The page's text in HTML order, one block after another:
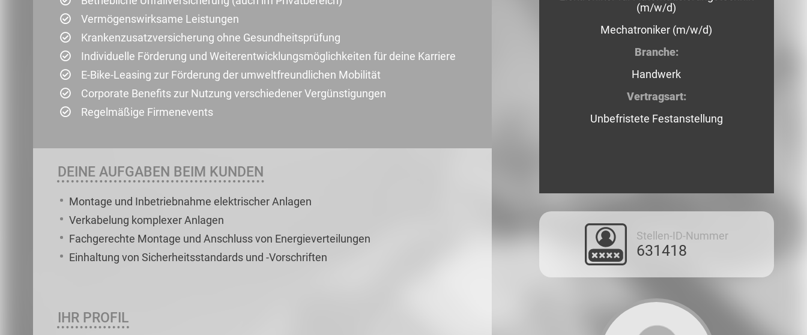
Vermögenswirksame Leistungen
Krankenzusatzversicherung ohne Gesundheitsprüfung
Individuelle Förderung und Weiterentwicklungsmöglichkeiten für deine Karriere
E-Bike-Leasing zur Förderung der umweltfreundlichen Mobilität
Corporate Benefits zur Nutzung verschiedener Vergünstigungen
Regelmäßige Firmenevents
DEINE AUFGABEN BEIM KUNDEN
Montage und Inbetriebnahme elektrischer Anlagen
Verkabelung komplexer Anlagen
Fachgerechte Montage und Anschluss von Energieverteilungen
Einhaltung von Sicherheitsstandards und -Vorschriften
IHR PROFIL
(m/w/d)
Mechatroniker (m/w/d)
Branche:
Handwerk
Vertragsart:
Unbefristete Festanstellung
Stellen-ID-Nummer
631418